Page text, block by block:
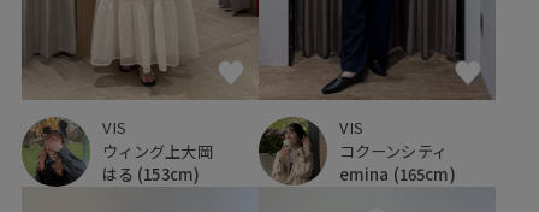
VIS
ウィング上大岡
はる (153cm)
VIS
コクーンシティ
emina (165cm)